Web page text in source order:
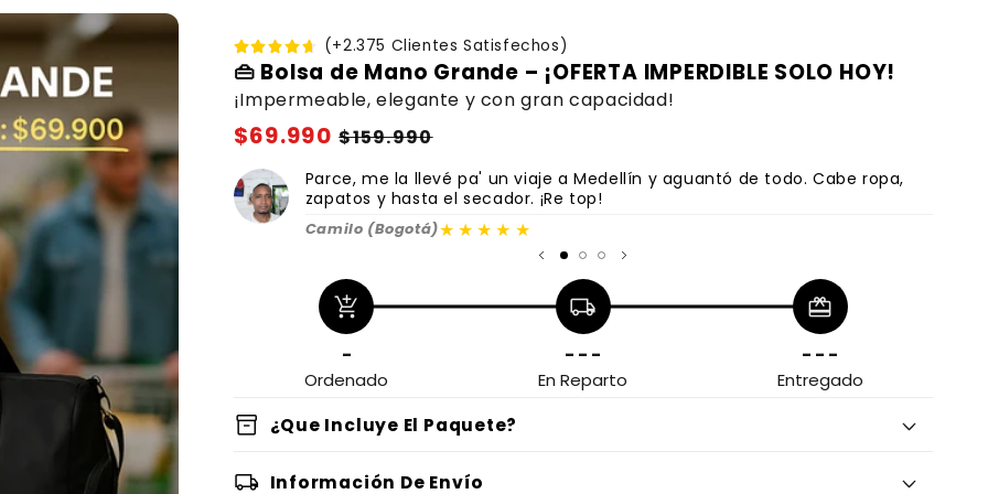
(+2.375 Clientes Satisfechos)
👜 Bolsa de Mano Grande – ¡OFERTA IMPERDIBLE SOLO HOY!
¡Impermeable, elegante y con gran capacidad!
Precio
habitual
$69.990 Precio
de
oferta
$159.990
Parce, me la llevé pa' un viaje a Medellín y aguantó de todo. Cabe ropa,
zapatos y hasta el secador. ¡Re top!
Camilo (Bogotá)★★★★★
add_shopping_cart
-
Ordenado
local_shipping
- - -
En Reparto
redeem
- - -
Entregado
inventory_2 ¿Que Incluye El Paquete?
local_shipping Información De Envío